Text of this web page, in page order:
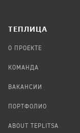
TЕПЛИЦА
О ПРОЕКТЕ
КОМАНДА
ВАКАНСИИ
ПОРТФОЛИО
ABOUT TEPLITSA